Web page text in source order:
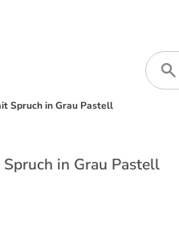
Spruch in Grau Pastell
in Grau Pastell